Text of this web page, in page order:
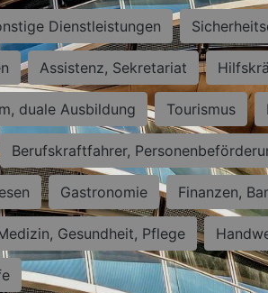
Dienstleistungen
Assistenz, Sekretariat
duale Ausbildung Tourismus
Berufskraftfahrer,
Gastronomie Finanzen,
Gesundheit, Pflege